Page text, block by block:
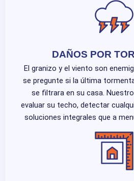
DAÑOS POR
El granizo y el viento son
se pregunte si la última
se filtrara en su casa.
evaluar su techo, detectar
soluciones integrales que a